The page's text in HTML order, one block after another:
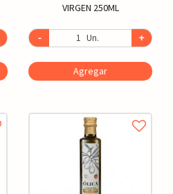
VIRGEN 250ML
- Un. +
Agregar